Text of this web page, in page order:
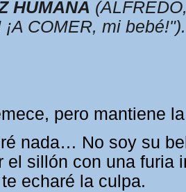
HUMANA
¡A COMER, mi bebé!").
pero mantiene
nada… No soy su
el sillón con una furia
echaré la culpa.